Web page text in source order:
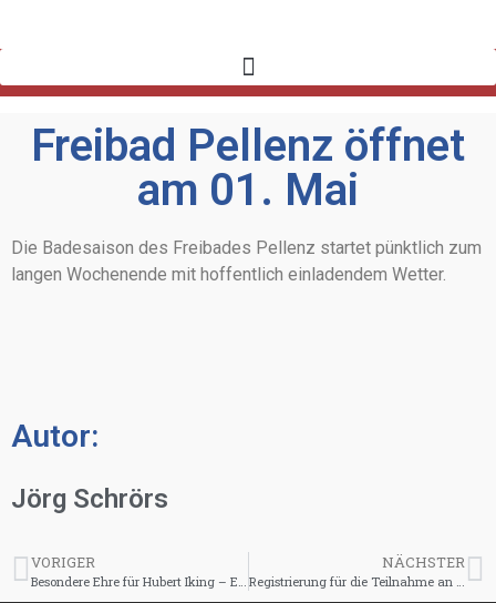
Freibad Pellenz öffnet
am 01. Mai
Die Badesaison des Freibades Pellenz startet pünktlich zum
langen Wochenende mit hoffentlich einladendem Wetter.
Autor:
Jörg Schrörs
VORIGER NÄCHSTER